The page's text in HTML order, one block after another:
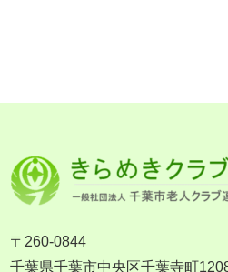
〒260-0844
千葉県千葉市中央区千葉寺町